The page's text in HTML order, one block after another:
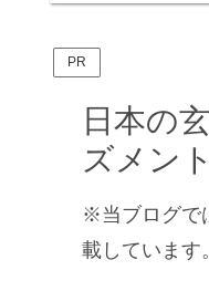
PR
日本の
ズメン
※当ブログで
載しています。